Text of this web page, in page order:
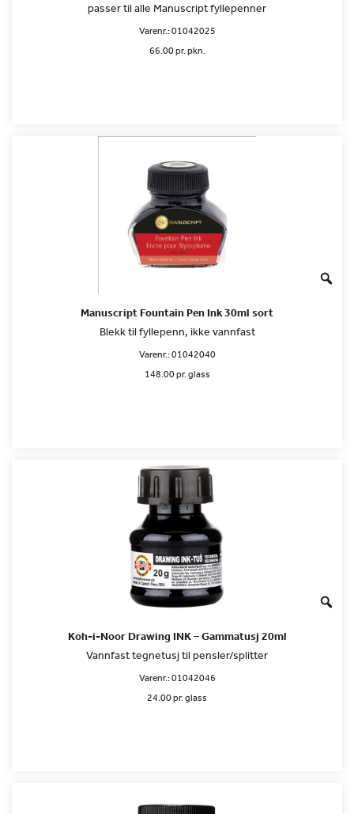
passer til alle Manuscript fyllepenner
Varenr.:01042025
66.00 pr. pkn.
Manuscript Fountain Pen Ink 30ml sort
Blekk til fyllepenn, ikke vannfast
Varenr.:01042040
148.00 pr. glass
Koh-i-Noor Drawing INK – Gammatusj 20ml
Vannfast tegnetusj til pensler/splitter
Varenr.:01042046
24.00 pr. glass